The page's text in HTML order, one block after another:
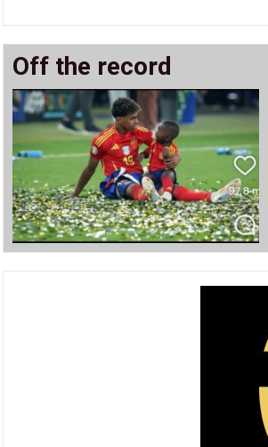
Off the record